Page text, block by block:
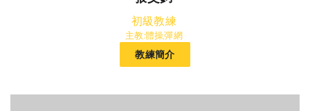
初級教練
主教:體操,彈網
教練簡介